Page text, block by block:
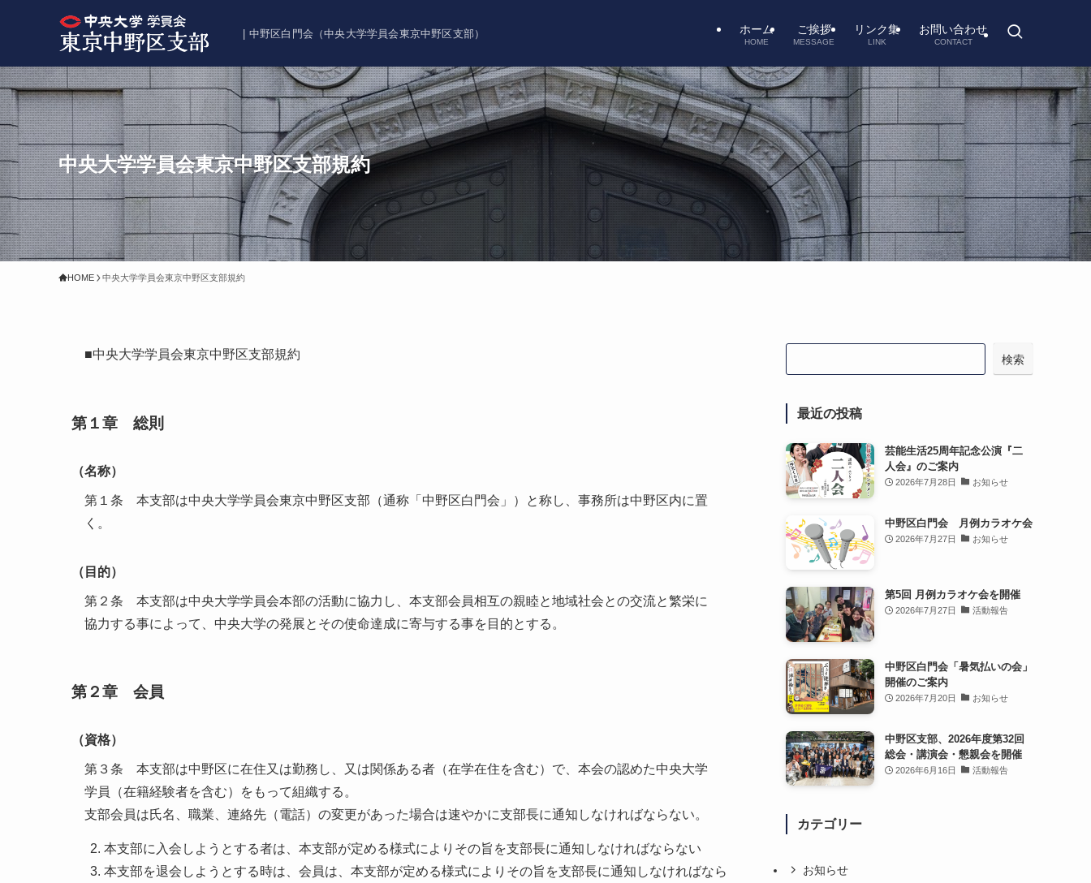
| 中野区白門会（中央大学学員会東京中野区支部） ホーム
HOME
ご挨拶
MESSAGE
リンク集
LINK
お問い合わせ
CONTACT
中央大学学員会東京中野区支部規約
HOME 中央大学学員会東京中野区支部規約
■中央大学学員会東京中野区支部規約
第１章 総則
（名称）
第１条 本支部は中央大学学員会東京中野区支部（通称「中野区白門会」）と称し、事務所は中野区内に置
く。
（目的）
第２条 本支部は中央大学学員会本部の活動に協力し、本支部会員相互の親睦と地域社会との交流と繁栄に
協力する事によって、中央大学の発展とその使命達成に寄与する事を目的とする。
第２章 会員
（資格）
第３条 本支部は中野区に在住又は勤務し、又は関係ある者（在学在住を含む）で、本会の認めた中央大学
学員（在籍経験者を含む）をもって組織する。
支部会員は氏名、職業、連絡先（電話）の変更があった場合は速やかに支部長に通知しなければならない。
本支部に入会しようとする者は、本支部が定める様式によりその旨を支部長に通知しなければならない
本支部を退会しようとする時は、会員は、本支部が定める様式によりその旨を支部長に通知しなければなら
検索
最近の投稿
芸能生活25周年記念公演『二
人会』のご案内
2026年7月28日 お知らせ
中野区白門会 月例カラオケ会
2026年7月27日 お知らせ
第5回 月例カラオケ会を開催
2026年7月27日 活動報告
中野区白門会「暑気払いの会」
開催のご案内
2026年7月20日 お知らせ
中野区支部、2026年度第32回
総会・講演会・懇親会を開催
2026年6月16日 活動報告
カテゴリー
お知らせ